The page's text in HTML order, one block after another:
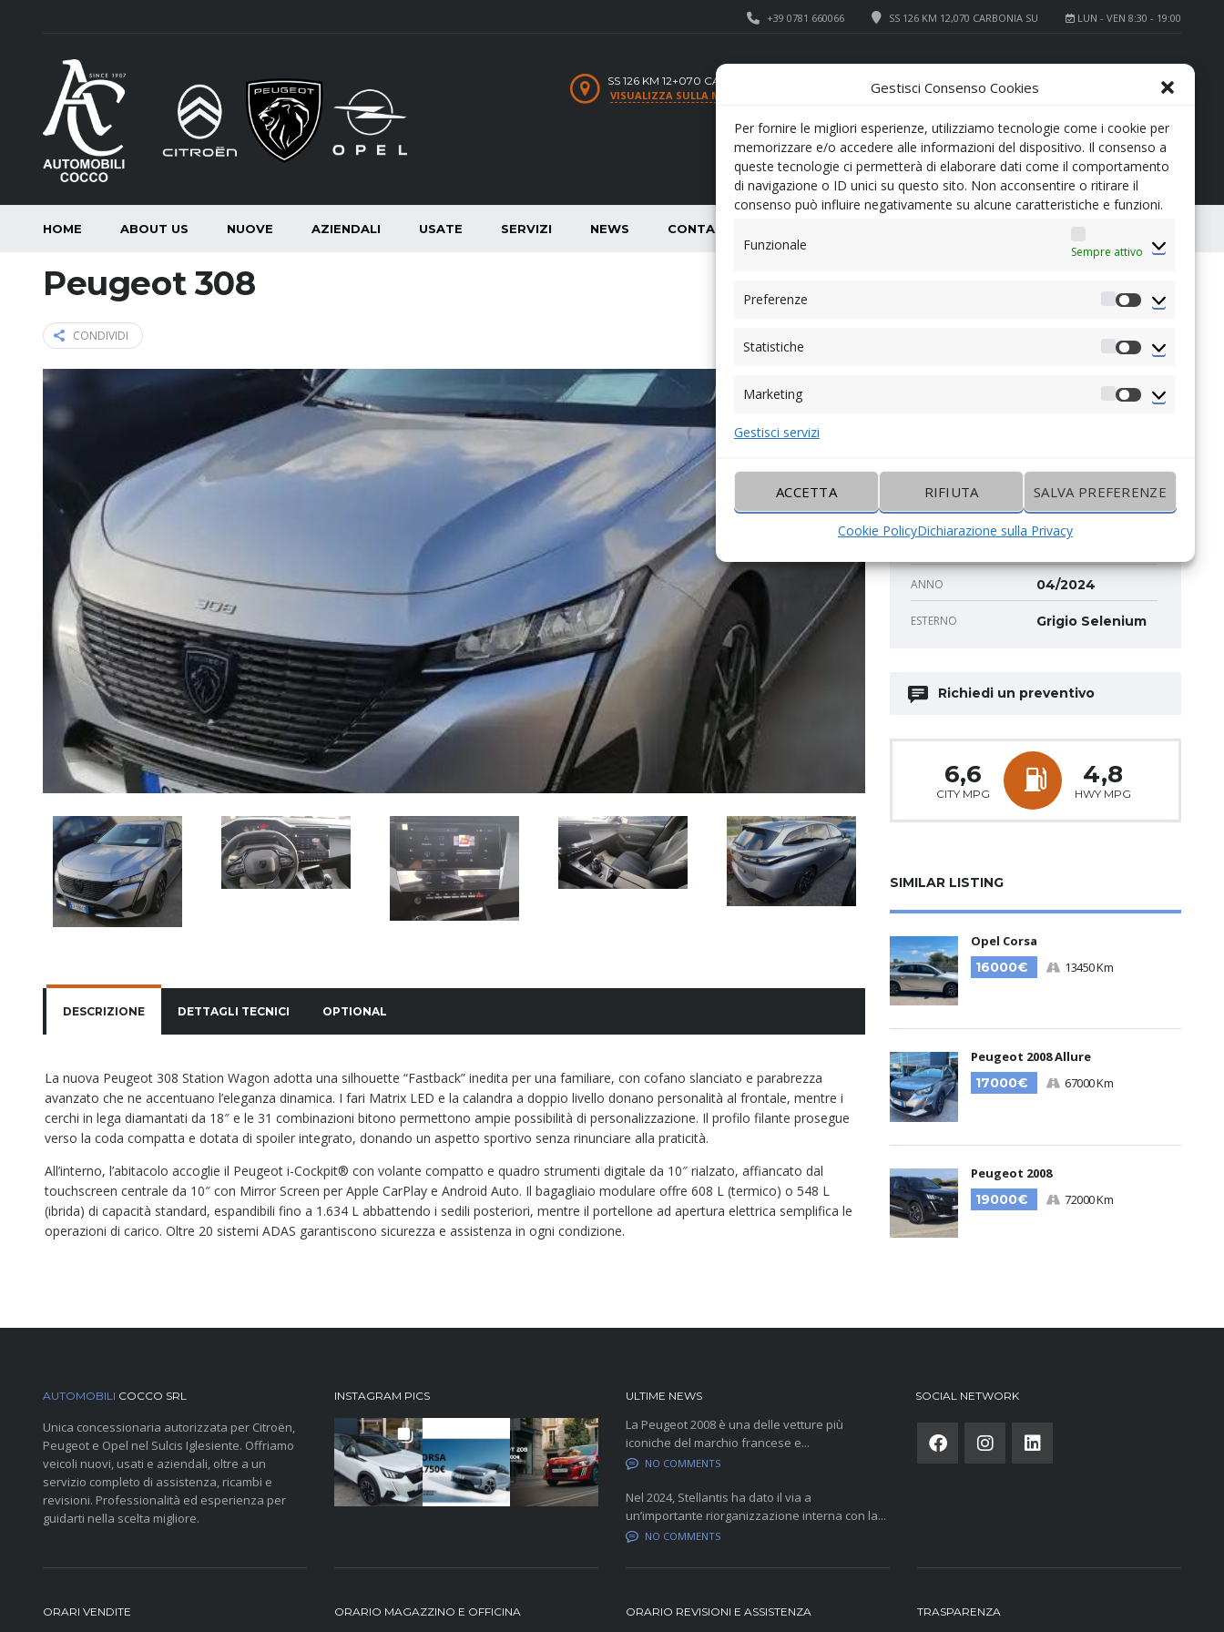
Gestisci Consenso Cookies
Per fornire le migliori esperienze, utilizziamo tecnologie come i cookie per
memorizzare e/o accedere alle informazioni del dispositivo. Il consenso a
queste tecnologie ci permetterà di elaborare dati come il comportamento
di navigazione o ID unici su questo sito. Non acconsentire o ritirare il
consenso può influire negativamente su alcune caratteristiche e funzioni.
Funzionale Sempre attivo
Preferenze
Preferenze
Statistiche
Statistiche
Marketing
Marketing
Gestisci servizi
ACCETTA RIFIUTA SALVA PREFERENZE
Cookie PolicyDichiarazione sulla Privacy
LUN - VEN 8:30 - 19:00
SS 126 KM 12,070 CARBONIA SU
+39 0781 660066
SERVICE +39 0781 660066
SS 126 KM 12+070 CARBONIA SU
VISUALIZZA SULLA MAPPA
CONFRONTA
HOME ABOUT US NUOVE AZIENDALI USATE SERVIZI NEWS CONTATTI
Peugeot 308
CONDIVIDI
DESCRIZIONE DETTAGLI TECNICI OPTIONAL
La nuova Peugeot 308 Station Wagon adotta una silhouette “Fastback” inedita per una familiare, con cofano slanciato e parabrezza
avanzato che ne accentuano l’eleganza dinamica. I fari Matrix LED e la calandra a doppio livello donano personalità al frontale, mentre i
cerchi in lega diamantati da 18″ e le 31 combinazioni bitono permettono ampie possibilità di personalizzazione. Il profilo filante prosegue
verso la coda compatta e dotata di spoiler integrato, donando un aspetto sportivo senza rinunciare alla praticità.
All’interno, l’abitacolo accoglie il Peugeot i-Cockpit® con volante compatto e quadro strumenti digitale da 10″ rialzato, affiancato dal
touchscreen centrale da 10″ con Mirror Screen per Apple CarPlay e Android Auto. Il bagagliaio modulare offre 608 L (termico) o 548 L
(ibrida) di capacità standard, espandibili fino a 1.634 L abbattendo i sedili posteriori, mentre il portellone ad apertura elettrica semplifica le
operazioni di carico. Oltre 20 sistemi ADAS garantiscono sicurezza e assistenza in ogni condizione.
25900€
Aziendale
Station Wagon
CARBURANTE Benzina
MOTORE
1.2 Benzina
ANNO 04/2024
ESTERNO Grigio Selenium
Richiedi un preventivo
6,6
CITY MPG
4,8
HWY MPG
SIMILAR LISTING
Opel Corsa
16000€
13450 Km
Peugeot 2008 Allure
17000€
67000 Km
Peugeot 2008
19000€
72000 Km
AUTOMOBILI COCCO SRL
Unica concessionaria autorizzata per Citroën,
Peugeot e Opel nel Sulcis Iglesiente. Offriamo
veicoli nuovi, usati e aziendali, oltre a un
servizio completo di assistenza, ricambi e
revisioni. Professionalità ed esperienza per
guidarti nella scelta migliore.
INSTAGRAM PICS ULTIME NEWS
La Peugeot 2008 è una delle vetture più
iconiche del marchio francese e...
NO COMMENTS
Nel 2024, Stellantis ha dato il via a
un’importante riorganizzazione interna con la...
NO COMMENTS
SOCIAL NETWORK
ORARI VENDITE ORARIO MAGAZZINO E OFFICINA ORARIO REVISIONI E ASSISTENZA TRASPARENZA